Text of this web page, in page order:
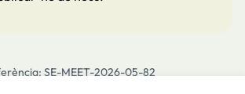
SE-MEET-2026-05-82